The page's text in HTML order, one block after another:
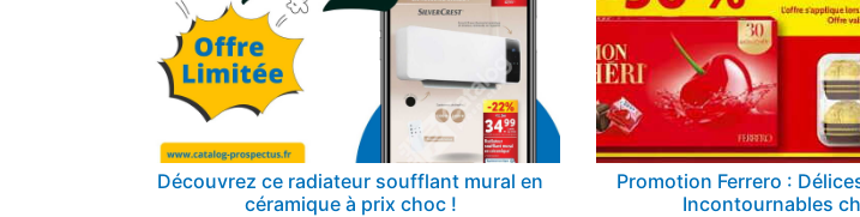
Découvrez ce radiateur soufflant mural en
céramique à prix choc !
Promotion Ferrero :
Incontournables